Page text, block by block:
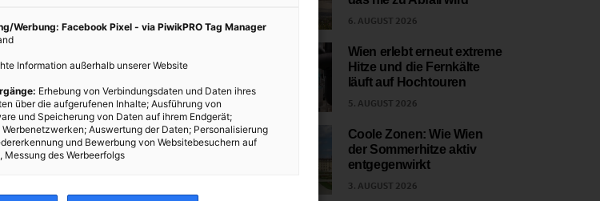
6. AUGUST 2026
Wien erlebt erneut extreme
Hitze und die Fernkälte
läuft auf Hochtouren
5. AUGUST 2026
Coole Zonen: Wie Wien
der Sommerhitze aktiv
entgegenwirkt
3. AUGUST 2026
Werbung: Facebook Pixel - via PiwikPRO Tag Manager
Information außerhalb unserer Website
Erhebung von Verbindungsdaten und Daten ihres
über die aufgerufenen Inhalte; Ausführung von
und Speicherung von Daten auf ihrem Endgerät;
Auswertung der Daten; Personalisierung
und Bewerbung von Websitebesuchern auf
Messung des Werbeerfolgs